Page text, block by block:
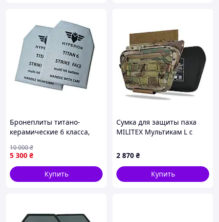
Бронеплиты титано-
керамические 6 класса,
250*300, 3,5кг
5 300 ₴
10 000₴
Купить
Сумка для защиты паха
MILITEX Мультикам L с
класса
2 870 ₴
Купить